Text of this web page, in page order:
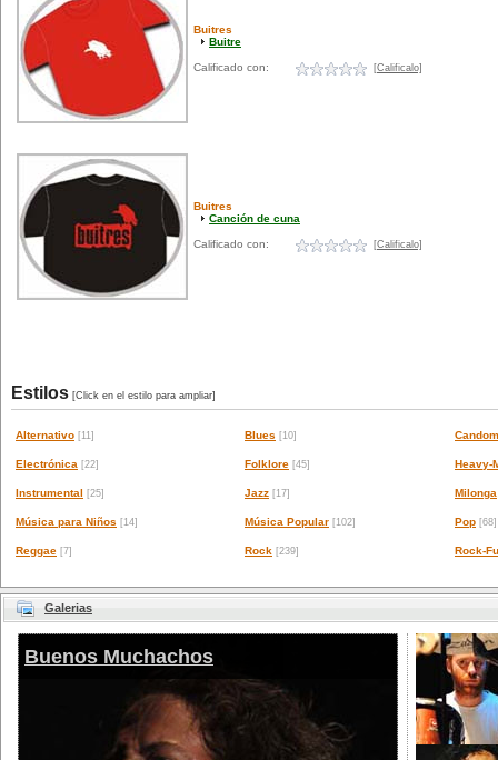
Buitres
Buitre
Calificado con: [Calificalo]
Buitres
Canción de cuna
Calificado con: [Calificalo]
Estilos [Click en el estilo para ampliar]
Alternativo [11] Blues [10]
Electrónica [22] Folklore [45] Heavy-
Instrumental [25] Jazz [17] Milonga
Música para Niños [14] Música Popular [102] Pop [68]
Reggae [7] Rock [239] Rock-
Galerias
Buenos Muchachos